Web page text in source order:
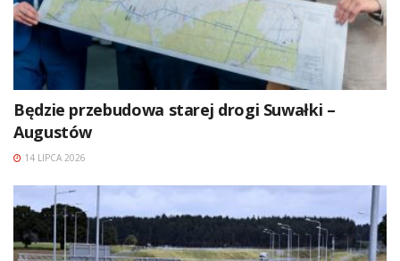
Będzie przebudowa starej drogi Suwałki –
Augustów
14 LIPCA 2026